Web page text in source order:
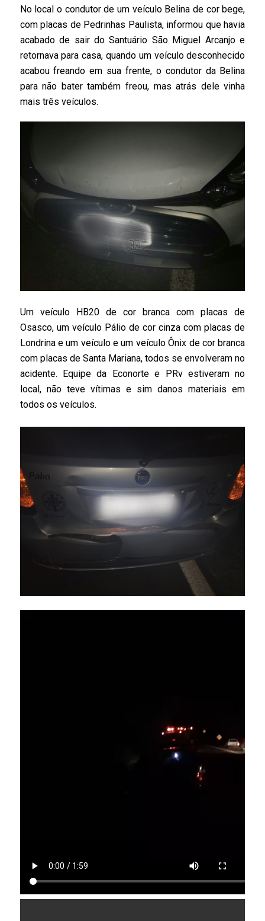
No local o condutor de um veículo Belina de cor bege,
com placas de Pedrinhas Paulista, informou que havia
acabado de sair do Santuário São Miguel Arcanjo e
retornava para casa, quando um veículo desconhecido
acabou freando em sua frente, o condutor da Belina
para não bater também freou, mas atrás dele vinha
mais três veículos.
Um veículo HB20 de cor branca com placas de
Osasco, um veículo Pálio de cor cinza com placas de
Londrina e um veículo e um veículo Ônix de cor branca
com placas de Santa Mariana, todos se envolveram no
acidente. Equipe da Econorte e PRv estiveram no
local, não teve vítimas e sim danos materiais em
todos os veículos.